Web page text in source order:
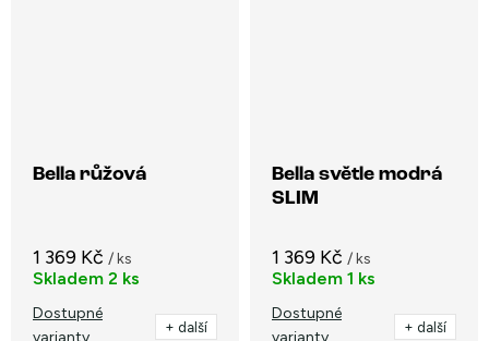
Bella růžová
1 369 Kč / ks
Skladem 2 ks
Dostupné
varianty
+ další
Bella světle modrá
SLIM
1 369 Kč / ks
Skladem 1 ks
Dostupné
varianty
+ další